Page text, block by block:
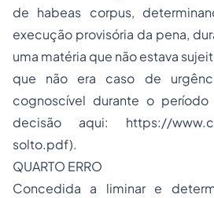
de habeas corpus,
execução provisória da pena,
uma matéria que não estava
que não era caso de
cognoscível durante o
decisão aqui: https://
solto.pdf).
QUARTO ERRO
Concedida a liminar e